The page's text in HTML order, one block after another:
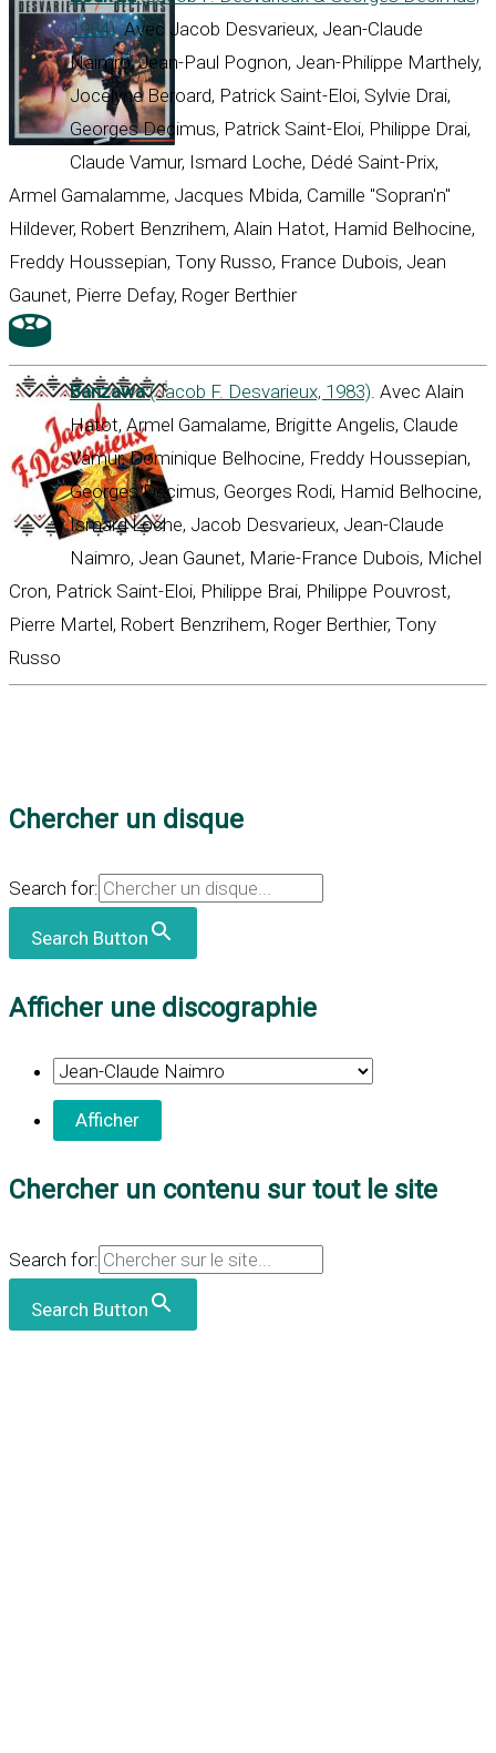
1984). Avec Jacob Desvarieux, Jean-Claude
Naimro, Jean-Paul Pognon, Jean-Philippe Marthely,
Jocelyne Beroard, Patrick Saint-Eloi, Sylvie Drai,
Georges Decimus, Patrick Saint-Eloi, Philippe Drai,
Claude Vamur, Ismard Loche, Dédé Saint-Prix,
Armel Gamalamme, Jacques Mbida, Camille "Sopran'n"
Hildever, Robert Benzrihem, Alain Hatot, Hamid Belhocine,
Freddy Houssepian, Tony Russo, France Dubois, Jean
Gaunet, Pierre Defay, Roger Berthier
Banzawa(Jacob F. Desvarieux, 1983). Avec Alain
Hatot, Armel Gamalame, Brigitte Angelis, Claude
Vamur, Dominique Belhocine, Freddy Houssepian,
Georges Decimus, Georges Rodi, Hamid Belhocine,
Ismard Loche, Jacob Desvarieux, Jean-Claude
Naimro, Jean Gaunet, Marie-France Dubois, Michel
Cron, Patrick Saint-Eloi, Philippe Brai, Philippe Pouvrost,
Pierre Martel, Robert Benzrihem, Roger Berthier, Tony
Russo
Chercher un disque
Search for:
Search Button
Afficher une discographie
Chercher un contenu sur tout le site
Search for:
Search Button